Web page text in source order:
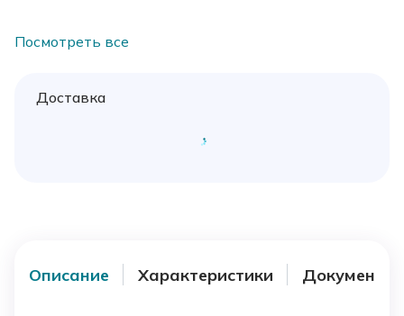
Посмотреть все
Доставка
Описание Характеристики Документы